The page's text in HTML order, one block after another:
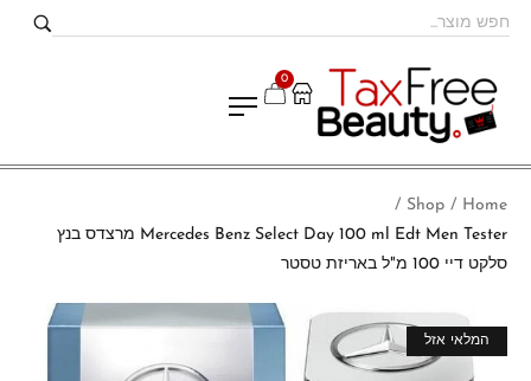
0
Home
/
Shop
/
Mercedes Benz Select Day 100 ml Edt Men Tester מרצדס בנץ
סלקט דיי 100 מ"ל באריזת טסטר
מבצע!
המלאי אזל